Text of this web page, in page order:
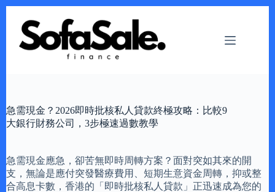
content
急需現金？2026即時批核私人貸款終極攻略：比較9
大銀行財務公司，3步極速過數教學
急需現金應急，卻苦無即時周轉方案？面對突如其來的開
支，無論是應付突發醫療費用、短期生意資金周轉，抑或整
合高息卡數，香港的「即時批核私人貸款」正迅速成為您的